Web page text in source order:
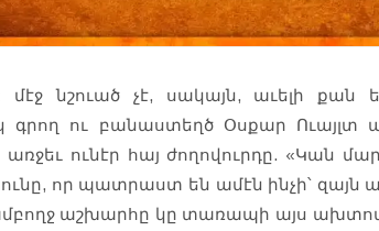
մէջ նշուած չէ, սակայն, աւելի քան
գրող ու բանաստեղծ Օսքար Ուայլտ
ունէր հայ ժողովուրդը. «Կան
որ պատրաստ են ամէն ինչի՝ զայն
աշխարհը կը տառապի այս ախտով,